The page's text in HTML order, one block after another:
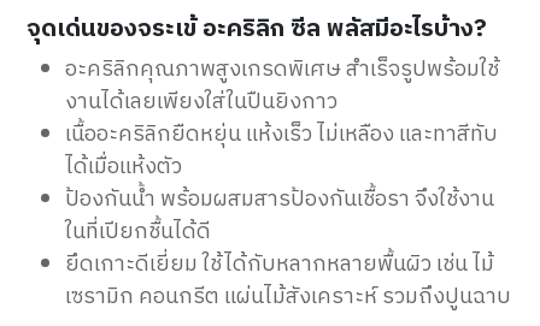
จุดเด่นของจระเข้ อะคริลิก ซีล พลัสมีอะไรบ้าง?
อะคริลิกคุณภาพสูงเกรดพิเศษ สำเร็จรูปพร้อมใช้
งานได้เลยเพียงใส่ในปืนยิงกาว
เนื้ออะคริลิกยืดหยุ่น แห้งเร็ว ไม่เหลือง และทาสีทับ
ได้เมื่อแห้งตัว
ป้องกันน้ำ พร้อมผสมสารป้องกันเชื้อรา จึงใช้งาน
ในที่เปียกชื้นได้ดี
ยึดเกาะดีเยี่ยม ใช้ได้กับหลากหลายพื้นผิว เช่น ไม้
เซรามิก คอนกรีต แผ่นไม้สังเคราะห์ รวมถึงปูนฉาบ